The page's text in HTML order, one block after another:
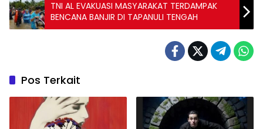
TNI AL EVAKUASI MASYARAKAT TERDAMPAK
BENCANA BANJIR DI TAPANULI TENGAH
Pos Terkait